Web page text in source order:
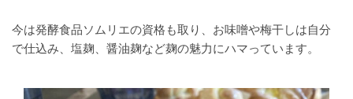
今は発酵食品ソムリエの資格も取り、お味噌や梅干しは自分
で仕込み、塩麹、醤油麹など麹の魅力にハマっています。